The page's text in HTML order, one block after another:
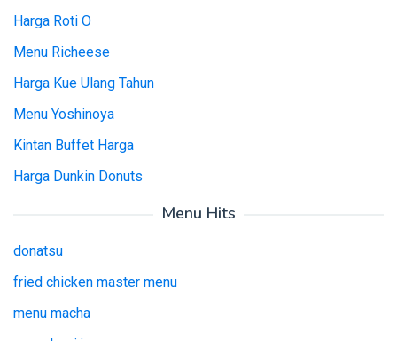
Harga Roti O
Menu Richeese
Harga Kue Ulang Tahun
Menu Yoshinoya
Kintan Buffet Harga
Harga Dunkin Donuts
Menu Hits
donatsu
fried chicken master menu
menu macha